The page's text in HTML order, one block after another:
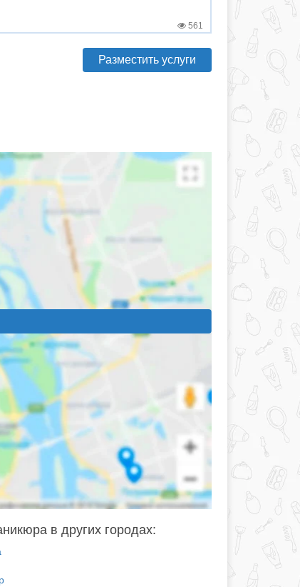
561
Разместить услуги
в других городах: